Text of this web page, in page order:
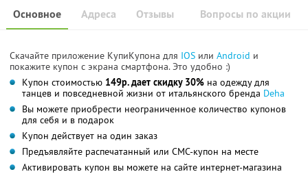
Основное Отзывы Вопросы по акции
Адреса
Скачайте приложение КупиКупона для IOS или Android и
покажите купон с экрана смартфона. Это удобно :)
Купон стоимостью 149р. дает скидку 30% на одежду для
танцев и повседневной жизни от итальянского бренда Deha
Вы можете приобрести неограниченное количество купонов
для себя и в подарок
Купон действует на один заказ
Предъявляйте распечатанный или СМС-купон на месте
Активировать купон вы можете на сайте интернет-магазина